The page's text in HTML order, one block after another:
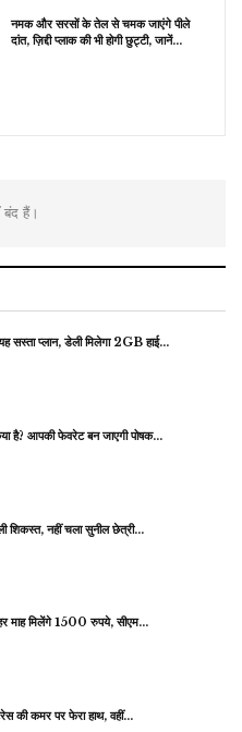
नमक और सरसों के तेल से चमक जाएंगे पीले
दांत, ज़िद्दी प्लाक की भी होगी छुट्टी, जानें…
बंद हैं।
सस्ता प्लान, डेली मिलेगा 2GB हाई…
है? आपकी फेवरेट बन जाएगी पोषक…
शिकस्त, नहीं चला सुनील छेत्री…
माह मिलेंगे 1500 रुपये, सीएम…
की कमर पर फेरा हाथ, वहीं…